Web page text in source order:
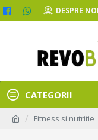
DESPRE NOI
CATEGORII
Fitness si nutritie